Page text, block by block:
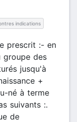
indications
prescrit :- en
groupe des
jusqu'à
+
né à terme
suivants :.
de